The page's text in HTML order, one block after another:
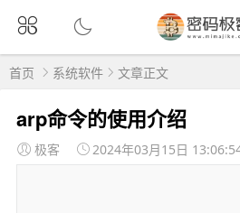
首页 系统软件 文章正文
arp命令的使用介绍
极客 2024年03月15日